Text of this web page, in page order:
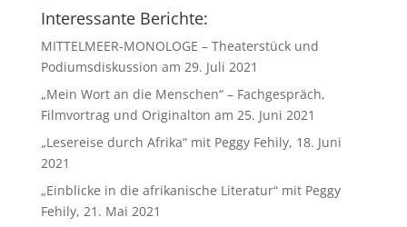
Interessante Berichte:
MITTELMEER-MONOLOGE – Theaterstück und
Podiumsdiskussion am 29. Juli 2021
„Mein Wort an die Menschen“ – Fachgespräch,
Filmvortrag und Originalton am 25. Juni 2021
„Lesereise durch Afrika“ mit Peggy Fehily, 18. Juni
2021
„Einblicke in die afrikanische Literatur“ mit Peggy
Fehily, 21. Mai 2021